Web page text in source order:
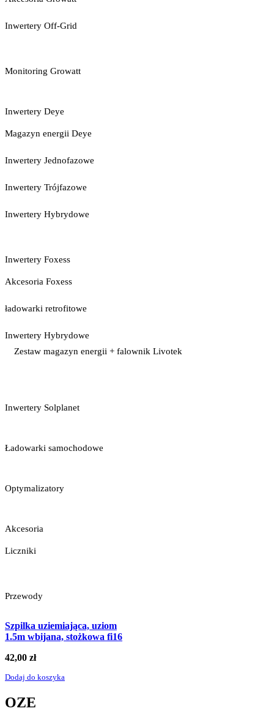
Inwertery Off-Grid
Monitoring Growatt
Inwertery Deye
Magazyn energii Deye
Inwertery Jednofazowe
Inwertery Trójfazowe
Inwertery Hybrydowe
Inwertery Foxess
Akcesoria Foxess
ładowarki retrofitowe
Inwertery Hybrydowe
Zestaw magazyn energii + falownik Livotek
Inwertery Solplanet
Ładowarki samochodowe
Optymalizatory
Akcesoria
Liczniki
Przewody
Szpilka uziemiająca, uziom
1.5m wbijana, stożkowa fi16
42,00 zł
Dodaj do koszyka
OZE